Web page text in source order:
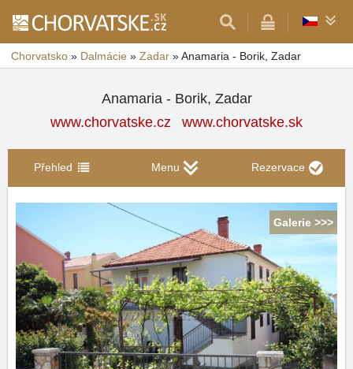
Chorvatsko » Dalmácie » Zadar »Anamaria - Borik, Zadar
Anamaria - Borik, Zadar
www.chorvatske.cz
www.chorvatske.sk
Přehled Menu Rezervace
Galerie >>>